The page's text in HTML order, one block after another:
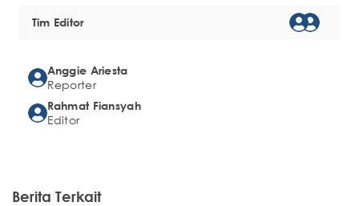
Tim Editor
Anggie Ariesta
Reporter
Rahmat Fiansyah
Editor
Berita Terkait